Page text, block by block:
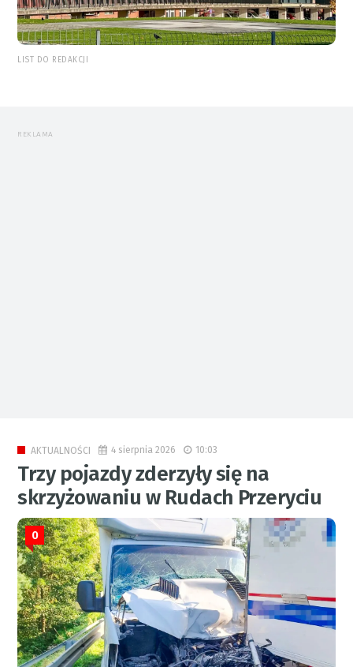
LIST DO REDAKCJI
REKLAMA
AKTUALNOŚCI 4 sierpnia 2026 10:03
Trzy pojazdy zderzyły się na
skrzyżowaniu w Rudach Przeryciu
0